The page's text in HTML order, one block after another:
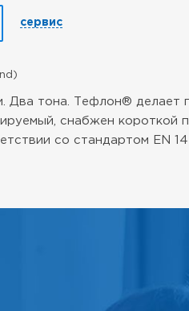
сервис
Два тона. Тефлон® делает
снабжен короткой
со стандартом EN